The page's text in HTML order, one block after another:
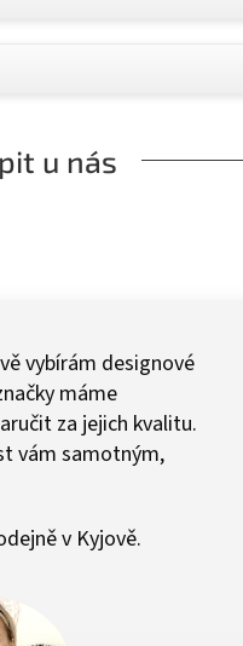
u nás
vybírám designové
máme
za jejich kvalitu.
vám samotným,
v Kyjově.